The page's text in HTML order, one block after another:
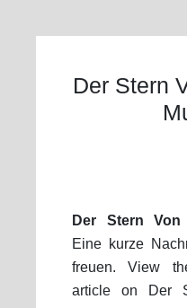
Der Stern
Der Stern Von
Eine kurze
freuen. View
article on Der